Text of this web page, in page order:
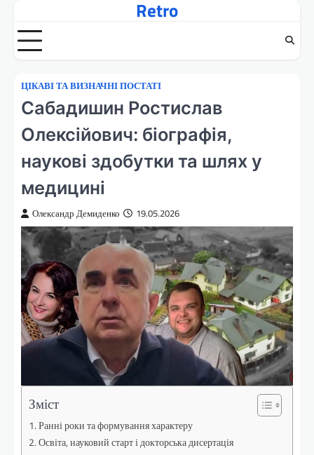
вмісту
Retro
ЦІКАВІ ТА ВИЗНАЧНІ ПОСТАТІ
Сабадишин Ростислав
Олексійович: біографія,
наукові здобутки та шлях у
медицині
Олександр Демиденко 19.05.2026
Зміст
Ранні роки та формування характеру
Освіта, науковий старт і докторська дисертація